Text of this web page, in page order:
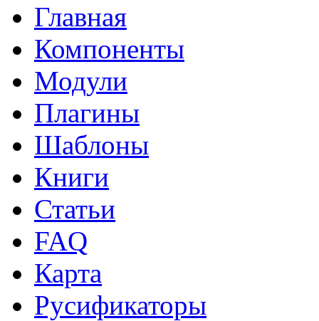
Главная
Компоненты
Модули
Плагины
Шаблоны
Книги
Статьи
FAQ
Карта
Русификаторы